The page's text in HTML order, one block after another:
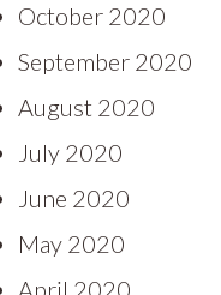
October 2020
September 2020
August 2020
July 2020
June 2020
May 2020